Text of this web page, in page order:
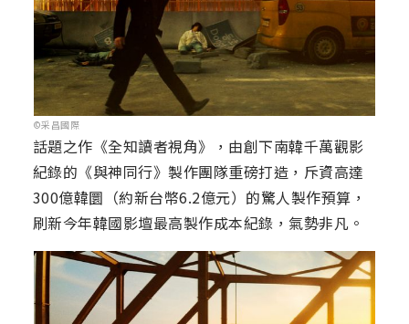
©采昌國際
話題之作《全知讀者視角》，由創下南韓千萬觀影
紀錄的《與神同行》製作團隊重磅打造，斥資高達
300億韓圜（約新台幣6.2億元）的驚人製作預算，
刷新今年韓國影壇最高製作成本紀錄，氣勢非凡。